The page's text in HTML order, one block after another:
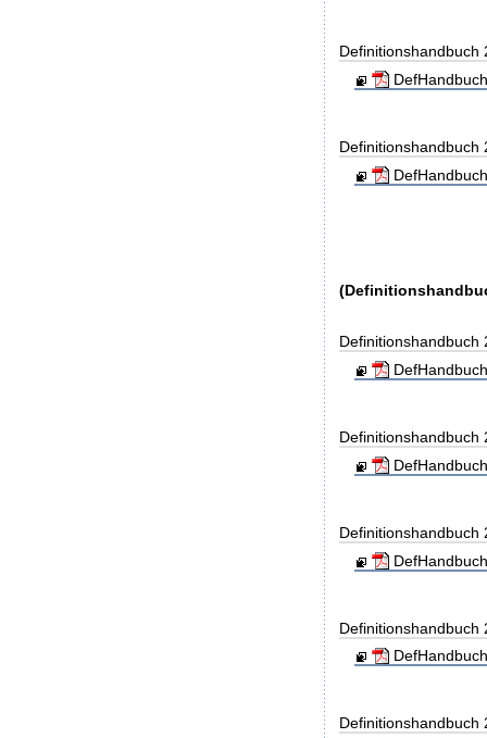
Definitionshandbuch
Definitionshandbuch
Definitionshandbuch
Definitionshandbuch
Definitionshandbuch
Definitionshandbuch
Definitionshandbuch